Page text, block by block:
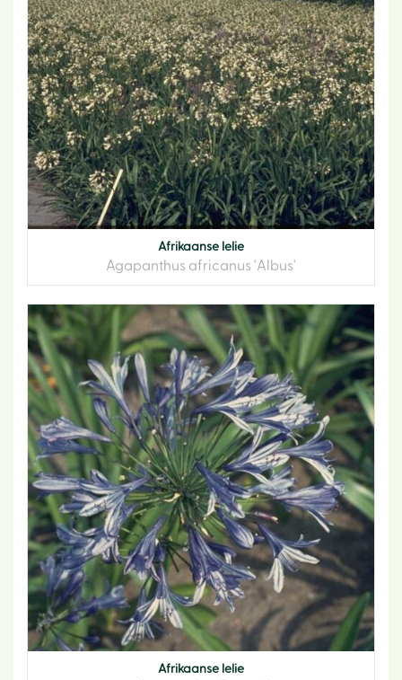
Afrikaanse lelie
Agapanthus africanus 'Albus'
Afrikaanse lelie